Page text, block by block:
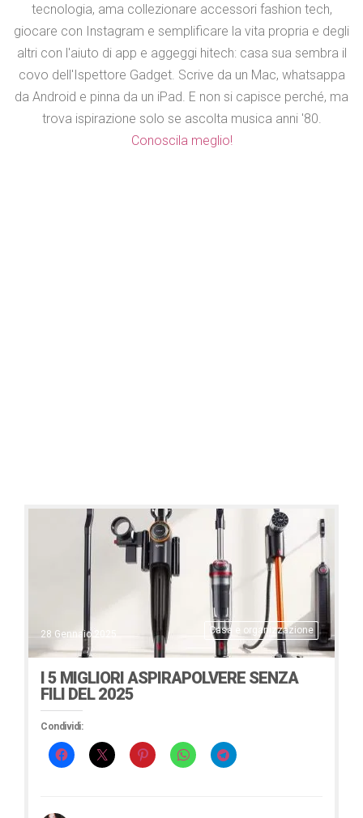
tecnologia, ama collezionare accessori fashion tech,
giocare con Instagram e semplificare la vita propria e degli
altri con l'aiuto di app e aggeggi hitech: casa sua sembra il
covo dell'Ispettore Gadget. Scrive da un Mac, whatsappa
da Android e pinna da un iPad. E non si capisce perché, ma
trova ispirazione solo se ascolta musica anni '80.
Conoscila meglio!
Casa e organizzazione
28 Gennaio 2025
I 5 MIGLIORI ASPIRAPOLVERE SENZA
FILI DEL 2025
Condividi: